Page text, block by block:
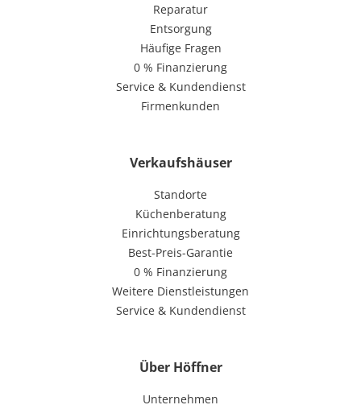
Reparatur
Entsorgung
Häufige Fragen
0 % Finanzierung
Service & Kundendienst
Firmenkunden
Verkaufshäuser
Standorte
Küchenberatung
Einrichtungsberatung
Best-Preis-Garantie
0 % Finanzierung
Weitere Dienstleistungen
Service & Kundendienst
Über Höffner
Unternehmen